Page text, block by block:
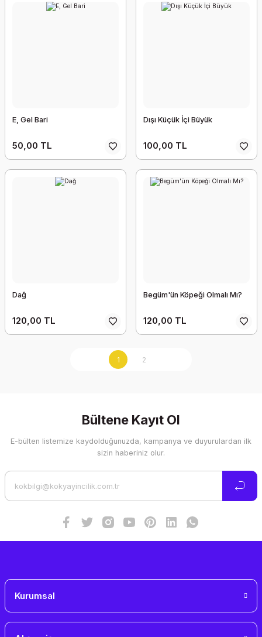
E, Gel Bari
50,00 TL
Dışı Küçük İçi Büyük
100,00 TL
Dağ
120,00 TL
Begüm'ün Köpeği Olmalı Mı?
120,00 TL
1 2
Bültene Kayıt Ol
E-bülten listemize kaydolduğunuzda, kampanya ve duyurulardan ilk
sizin haberiniz olur.
Kurumsal